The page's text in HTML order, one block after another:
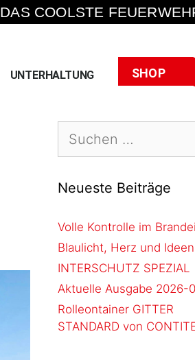
DAS COOLSTE
UNTERHALTUNG SHOP
Neueste Beiträge
Volle Kontrolle im
Blaulicht, Herz und Ideen
INTERSCHUTZ SPEZIAL
Aktuelle Ausgabe 2026-
Rolleontainer GITTER
STANDARD von